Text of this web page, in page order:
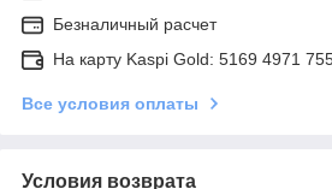
Безналичный расчет
На карту Kaspi Gold: 5169 4971
Все условия оплаты
Условия возврата